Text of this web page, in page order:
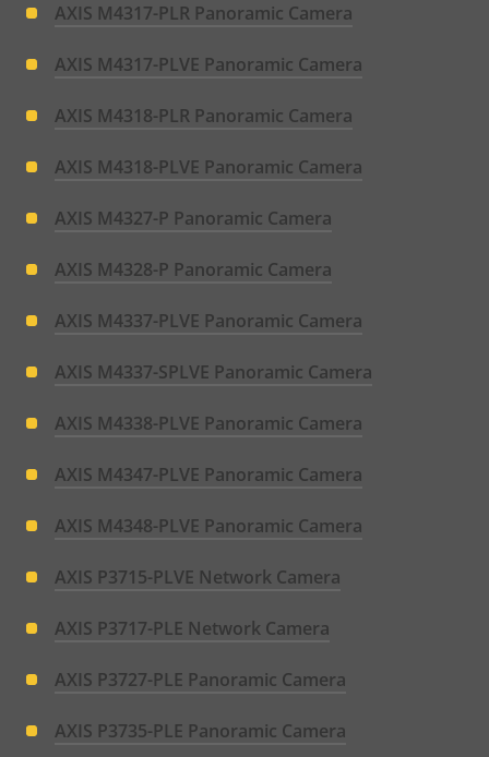
AXIS M4317-PLR Panoramic Camera
AXIS M4317-PLVE Panoramic Camera
AXIS M4318-PLR Panoramic Camera
AXIS M4318-PLVE Panoramic Camera
AXIS M4327-P Panoramic Camera
AXIS M4328-P Panoramic Camera
AXIS M4337-PLVE Panoramic Camera
AXIS M4337-SPLVE Panoramic Camera
AXIS M4338-PLVE Panoramic Camera
AXIS M4347-PLVE Panoramic Camera
AXIS M4348-PLVE Panoramic Camera
AXIS P3715-PLVE Network Camera
AXIS P3717-PLE Network Camera
AXIS P3727-PLE Panoramic Camera
AXIS P3735-PLE Panoramic Camera